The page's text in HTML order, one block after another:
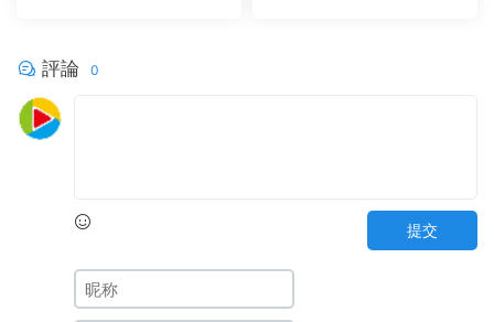
評論 0
提交